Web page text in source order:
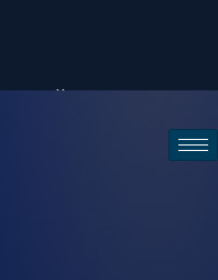
Call (888) 437-7747